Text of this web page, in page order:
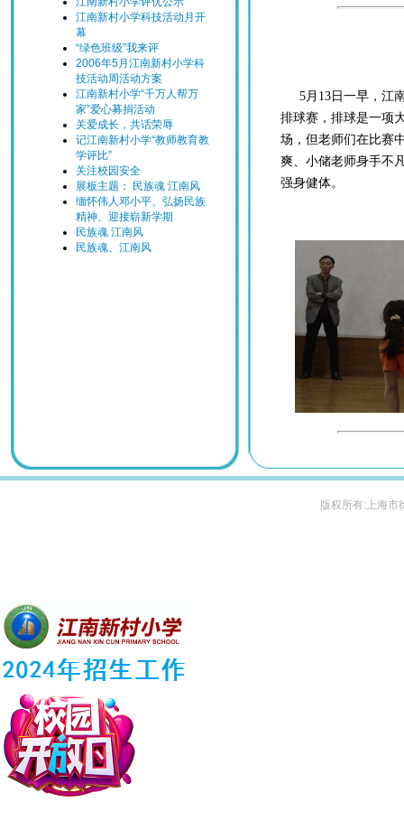
江南新村小学科技活动月开
幕
“绿色班级”我来评
2006年5月江南新村小学科
技活动周活动方案
江南新村小学“千万人帮万
家”爱心募捐活动
关爱成长，共话荣辱
记江南新村小学“教师教育教
学评比”
关注校园安全
展板主题： 民族魂 江南风
缅怀伟人邓小平、弘扬民族
精神、迎接崭新学期
民族魂 江南风
民族魂、江南风
5月 13 日一早，江
排球赛，排球是一项
场，但老师们在比赛
爽、小储老师身手不
强身健体。
版权所有:上海